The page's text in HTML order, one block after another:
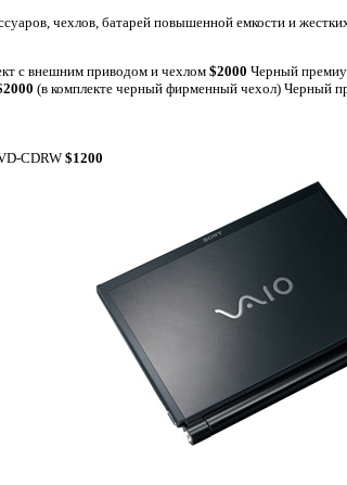
чехлов, батарей повышенной емкости и
с внешним приводом и чехлом $2000 Черный
(в комплекте черный фирменный чехол) Черный
CDRW $1200